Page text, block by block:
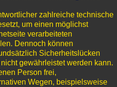
zahlreiche technische
um einen möglichst
verarbeiteten
Dennoch können
Sicherheitslücken
gewährleistet werden kann.
Person frei,
Wegen, beispielsweise